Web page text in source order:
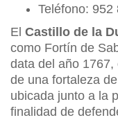
Teléfono: 952
El Castillo de la
como Fortín de
data del año
de una fortaleza
ubicada junto a la
finalidad de